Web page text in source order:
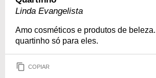
Linda Evangelista
Amo cosméticos e produtos de
quartinho só para eles.
COPIAR